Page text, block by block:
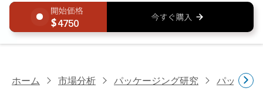
4750
ホーム 市場分析 パッケージング研究 パッケー